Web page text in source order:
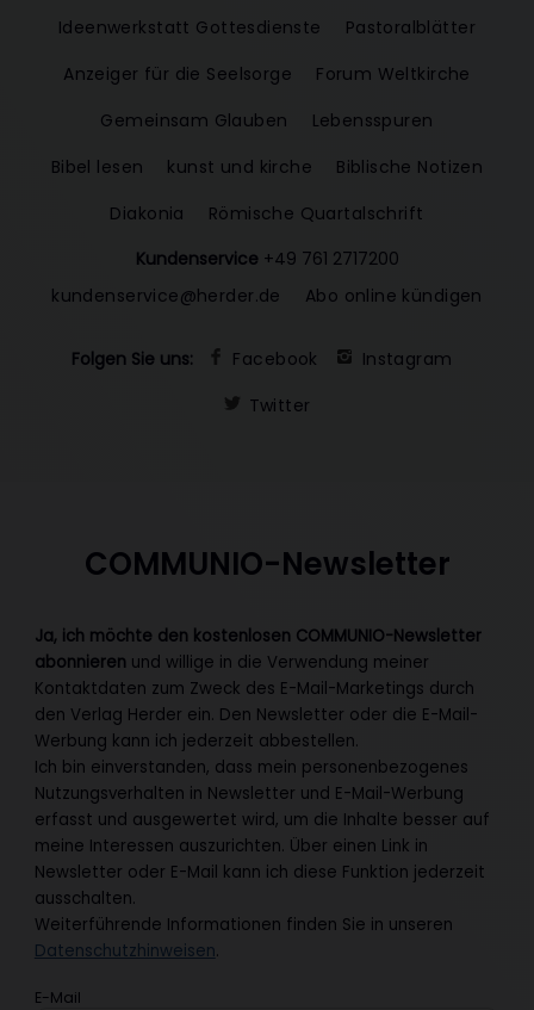
Ideenwerkstatt Gottesdienste
Pastoralblätter
Anzeiger für die Seelsorge
Forum Weltkirche
Gemeinsam Glauben
Lebensspuren
Bibel lesen
kunst und kirche
Biblische Notizen
Diakonia
Römische Quartalschrift
Kundenservice +49 761 2717200
kundenservice@herder.de
Abo online kündigen
Folgen Sie uns: Facebook
Instagram
Twitter
COMMUNIO-Newsletter
Ja, ich möchte den kostenlosen COMMUNIO-Newsletter
abonnieren und willige in die Verwendung meiner
Kontaktdaten zum Zweck des E-Mail-Marketings durch
den Verlag Herder ein. Den Newsletter oder die E-Mail-
Werbung kann ich jederzeit abbestellen.
Ich bin einverstanden, dass mein personenbezogenes
Nutzungsverhalten in Newsletter und E-Mail-Werbung
erfasst und ausgewertet wird, um die Inhalte besser auf
meine Interessen auszurichten. Über einen Link in
Newsletter oder E-Mail kann ich diese Funktion jederzeit
ausschalten.
Weiterführende Informationen finden Sie in unseren
Datenschutzhinweisen.
E-Mail